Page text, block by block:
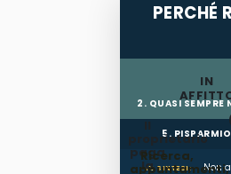
PERCHÉ
IN
2. QUASI SEMPRE
proprietario
paga
la
5.
Ricerca,
appuntamenti,
IN SINTESI:
Non